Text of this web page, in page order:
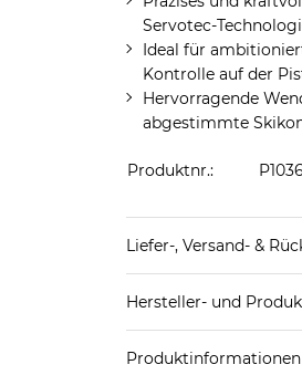
Servotec-
Ideal für
Kontrolle auf der
Hervorragende
abgestimmte
Produktnr.:
Liefer-, Versand- &
Spedition
Hersteller- und
Produktinformationen